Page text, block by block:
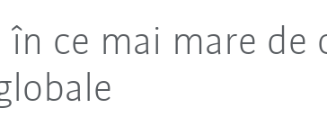
în ce mai mare de